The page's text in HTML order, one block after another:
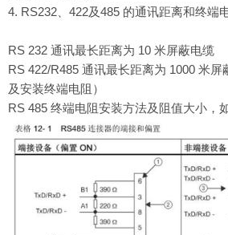
4. RS232、422及485 的通讯距离和终端
RS 232 通讯最长距离为 10 米屏蔽电缆
RS 422/R485 通讯最长距离为 1000 米
及安装终端电阻）
RS 485 终端电阻安装方法及阻值大小，